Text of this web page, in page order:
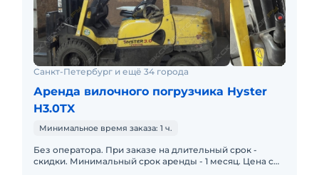
Санкт-Петербург и ещё 34 города
Аренда вилочного погрузчика Hyster
H3.0TX
Минимальное время заказа: 1 ч.
Без оператора. При заказе на длительный срок -
скидки. Минимальный срок аренды - 1 месяц. Цена с